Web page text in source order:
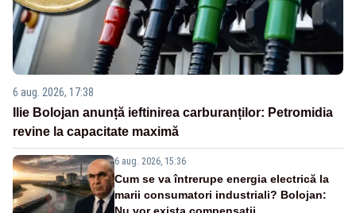
6 aug. 2026, 17:38
Ilie Bolojan anunță ieftinirea carburanților: Petromidia
revine la capacitate maximă
6 aug. 2026, 15:36
Cum se va întrerupe energia electrică la
marii consumatori industriali? Bolojan:
Nu vor exista compensații